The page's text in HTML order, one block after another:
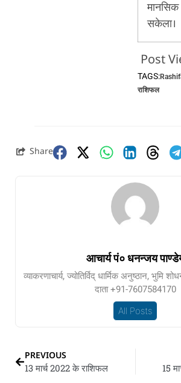
मानसिक
सकेला।
Post
TAGS:
राशिफल
Share
आचार्य पं० धनन्जय
व्याकरणाचार्य, ज्योतिर्विद् धार्मिक अनुष्ठान, भुमि
दाता +91-7607584170
All Posts
PREVIOUS
13 मार्च 2022 के राशिफल 15